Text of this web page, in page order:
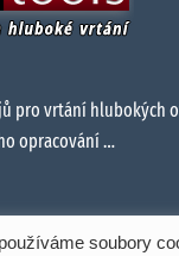
pro vrtání hlubokých
opracování …
soubory